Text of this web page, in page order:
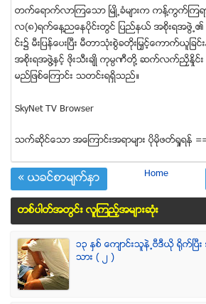
တက္ေရာက္လာၾကေသာ ၿမဳိ႕ခံမ်ားက ကန္႔ကြက္ၾက
လ(၈)ရက္ေန႔ညေနပုိင္းတြင္ ျပည္နယ္ အစုိးရအဖြဲ႕၏
င္း၌ မီးျပန္ေပးၿပီး မီတာသုံးစြဲခတုိးျမႇင့္ေကာက္ယူ
အစုိးရအဖြဲ႔ႏွင့္ ဖုိးသီးခ်ဳိ ကုမၸဏီတုိ႔ ဆက္လက္ညိႇႏိႈင္း
မည္ျဖစ္ေၾကာင္း သတင္းရရိွသည္။
SkyNet TV Browser
သက္ဆုိင္ေသာ အေၾကာင္းအရာမ်ား ပုိမုိဖတ္ရႈရန္
« ယခင္စာမ်က္ႏွာ Home
တစ္ပါတ္အတြင္း လူၾကည့္အမ်ားဆံုး
၁၃ ႏွစ္ ေက်ာင္းသူနဲ႕ဗီဒီယို ရိုက္ျပီ
သား ( ၂ )